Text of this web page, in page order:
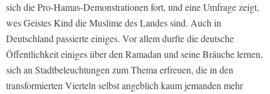
sich die Pro-Hamas-Demonstrationen fort, und eine Umfrage zeigt,
wes Geistes Kind die Muslime des Landes sind. Auch in
Deutschland passierte einiges. Vor allem durfte die deutsche
Öffentlichkeit einiges über den Ramadan und seine Bräuche lernen,
sich an Stadtbeleuchtungen zum Thema erfreuen, die in den
transformierten Vierteln selbst angeblich kaum jemanden mehr